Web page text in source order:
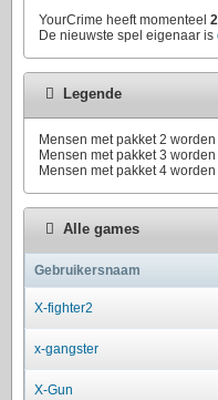
YourCrime heeft momenteel
De nieuwste spel eigenaar is
Legende
Mensen met pakket 2
Mensen met pakket 3
Mensen met pakket 4
Alle games
Gebruikersnaam
X-fighter2
x-gangster
X-Gun